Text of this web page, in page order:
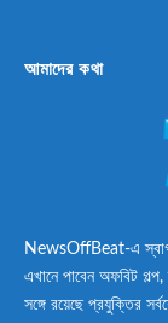
আমাদের কথা
NewsOffBeat-এ
এখানে পাবেন অফবিট
সঙ্গে রয়েছে প্রযুক্তির